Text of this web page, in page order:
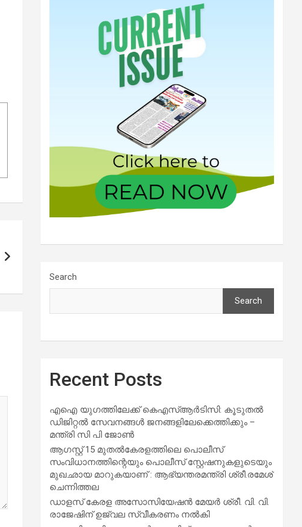
Search
Search
Recent Posts
എഐ യുഗത്തിലേക്ക് കെഎസ്ആർടിസി: കൂടുതൽ
ഡിജിറ്റൽ സേവനങ്ങൾ ജനങ്ങളിലേക്കെത്തിക്കും –
മന്ത്രി സി പി ജോൺ
ആഗസ്റ്റ് 15 മുതല്‍കേരളത്തിലെ പൊലീസ്
സംവിധാനത്തിന്റെയും പൊലീസ് സ്റ്റേഷനുകളുടെയും
മുഖഛായ മാറുകയാണ് : ആഭ്യന്തരമന്ത്രി ശ്രീ.രമേശ്
ചെന്നിത്തല
ഡാളസ് കേരള അസോസിയേഷൻ മേയർ ശ്രീ. വി. വി.
രാജേഷിന് ഉജ്വല സ്വീകരണം നൽകി